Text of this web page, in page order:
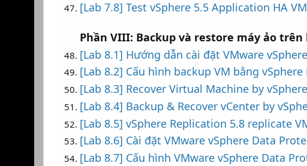
[Lab 7.8] Test vSphere 5.5 Application HA
Phần VIII: Backup và restore máy ảo
[Lab 8.1] Hướng dẫn cài đặt VMware
[Lab 8.2] Cấu hình backup VM bằng
[Lab 8.3] Recover Virtual Machine by
[Lab 8.4] Backup & Recover vCenter by
[Lab 8.5] vSphere Replication 5.8 replicate
[Lab 8.6] Cài đặt VMware vSphere Data
[Lab 8.7] Cấu hình VMware vSphere Data